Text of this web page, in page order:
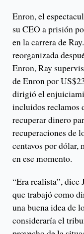
Enron, el
su CEO a prisión
en la carrera de
reorganizada
Enron, Ray
de Enron por
dirigió el
incluidos reclamos
recuperar dinero
recuperaciones de
centavos por dólar,
en ese momento.
“Era realista”, dice
que trabajó como
una buena idea de
consideraría el